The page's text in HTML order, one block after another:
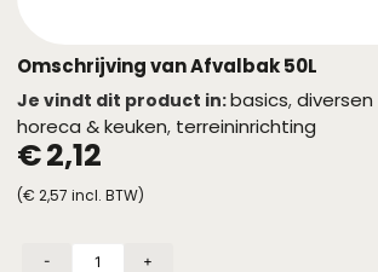
Omschrijving van Afvalbak 50L
Je vindt dit product in:basics,
horeca & keuken, terreininrichting
€2,12
(€ 2,57 incl. BTW)
- +